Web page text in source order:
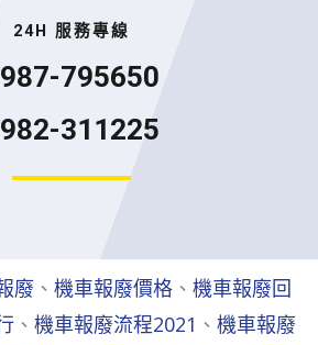
24H 服務專線
795650
311225
廢 、 機車報廢價格 、 機車報廢回
、 機車報廢流程2021 、 機車報廢